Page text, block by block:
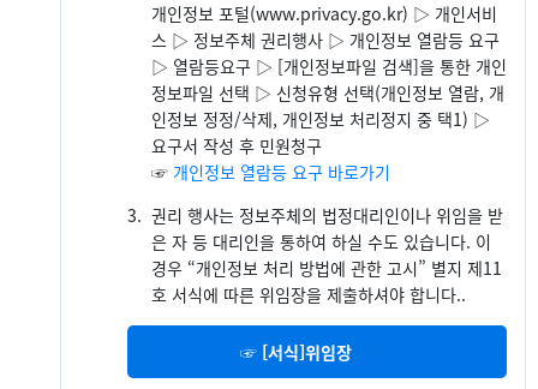
개인정보 포털(www.privacy.go.kr) ▷ 개인서비
스 ▷ 정보주체 권리행사 ▷ 개인정보 열람등 요구
▷ 열람등요구 ▷ [개인정보파일 검색]을 통한 개인
정보파일 선택 ▷ 신청유형 선택(개인정보 열람, 개
인정보 정정/삭제, 개인정보 처리정지 중 택1) ▷
요구서 작성 후 민원청구
☞ 개인정보 열람등 요구 바로가기
3. 권리 행사는 정보주체의 법정대리인이나 위임을 받
은 자 등 대리인을 통하여 하실 수도 있습니다. 이
경우 “개인정보 처리 방법에 관한 고시” 별지 제11
호 서식에 따른 위임장을 제출하셔야 합니다..
☞ [서식]위임장